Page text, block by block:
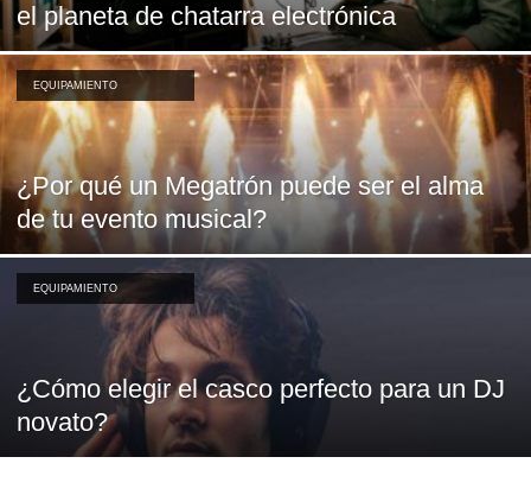
el planeta de chatarra electrónica
EQUIPAMIENTO
¿Por qué un Megatrón puede ser el alma
de tu evento musical?
EQUIPAMIENTO
¿Cómo elegir el casco perfecto para un DJ
novato?